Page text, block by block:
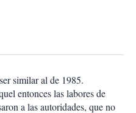
similar al de 1985.
entonces las labores de
a las autoridades, que no